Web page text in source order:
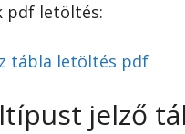
pdf letöltés:
tábla letöltés pdf
jelző